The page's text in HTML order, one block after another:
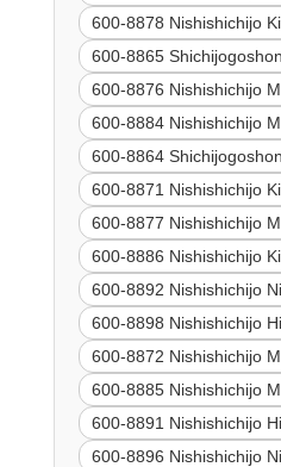
600-8878 Nishishichijo
600-8865
600-8876 Nishishichijo
600-8884 Nishishichijo
600-8864
600-8871 Nishishichijo
600-8877 Nishishichijo
600-8886 Nishishichijo
600-8892 Nishishichijo
600-8898 Nishishichijo
600-8872 Nishishichijo
600-8885 Nishishichijo
600-8891 Nishishichijo
600-8896 Nishishichijo